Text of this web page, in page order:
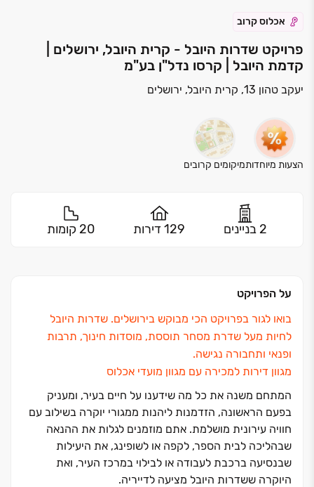
אכלוס קרוב
פרויקט שדרות היובל - קרית היובל, ירושלים |
קדמת היובל | קרסו נדל"ן בע"מ
יעקב טהון 13, קרית היובל, ירושלים
הצעות מיוחדותמיקומים קרובים
2 בניינים 129 דירות 20 קומות
על הפרויקט
בואו לגור בפרויקט הכי מבוקש בירושלים. שדרות היובל
לחיות מעל שדרת מסחר תוססת, מוסדות חינוך, תרבות
ופנאי ותחבורה נגישה.
מגוון דירות למכירה עם מגוון מועדי אכלוס
המתחם משנה את כל מה שידענו על חיים בעיר, ומעניק
בפעם הראשונה, הזדמנות ליהנות ממגורי יוקרה בשילוב עם
חוויה עירונית מושלמת. אתם מוזמנים לגלות את ההנאה
שבהליכה לבית הספר, לקפה או לשופינג, את היעילות
שבנסיעה ברכבת לעבודה או לבילוי במרכז העיר, ואת
היוקרה ששדרות היובל מציעה לדייריה.